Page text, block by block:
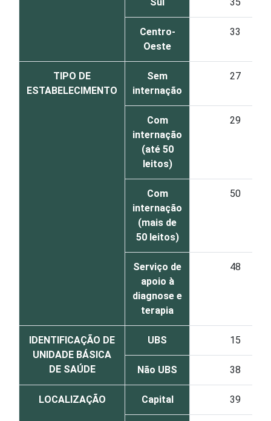
Centro-
Oeste
33
TIPO DE
ESTABELECIMENTO
Sem
internação
27
Com
internação
(até 50
leitos)
29
Com
internação
(mais de
50 leitos)
50
Serviço de
apoio à
diagnose e
terapia
48
IDENTIFICAÇÃO DE
UNIDADE BÁSICA
DE SAÚDE
UBS 15
Não UBS 38
LOCALIZAÇÃO Capital 39